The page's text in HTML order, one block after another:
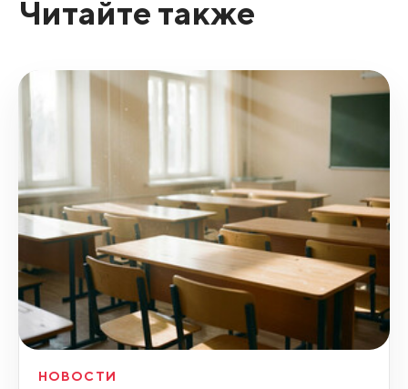
Читайте также
НОВОСТИ